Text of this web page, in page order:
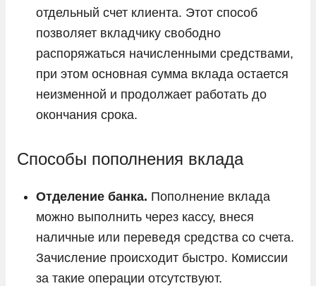
отдельный счет клиента. Этот способ
позволяет вкладчику свободно
распоряжаться начисленными средствами,
при этом основная сумма вклада остается
неизменной и продолжает работать до
окончания срока.
Способы пополнения вклада
Отделение банка. Пополнение вклада
можно выполнить через кассу, внеся
наличные или переведя средства со счета.
Зачисление происходит быстро. Комиссии
за такие операции отсутствуют.